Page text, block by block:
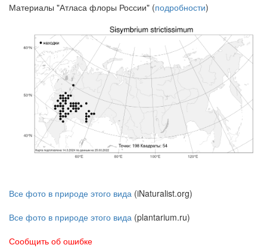
Материалы "Атласа флоры России" (подробности)
Все фото в природе этого вида (iNaturalist.org)
Все фото в природе этого вида (plantarium.ru)
Сообщить об ошибке